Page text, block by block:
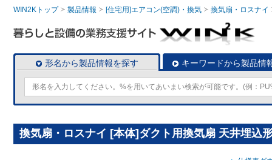
WIN2Kトップ 製品情報 [住宅用]エアコン(空調)・換気 換気扇・ロスナイ
形名から製品情報を探す キーワードから製品情
換気扇・ロスナイ [本体]ダクト用換気扇 天井埋込